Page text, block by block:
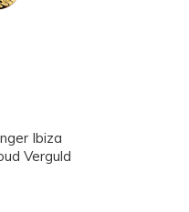
Ibiza
Verguld